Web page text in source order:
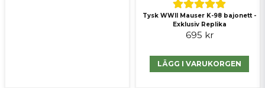
Tysk WWII Mauser K-98 bajonett -
Exklusiv Replika
695 kr
LÄGG I VARUKORGEN